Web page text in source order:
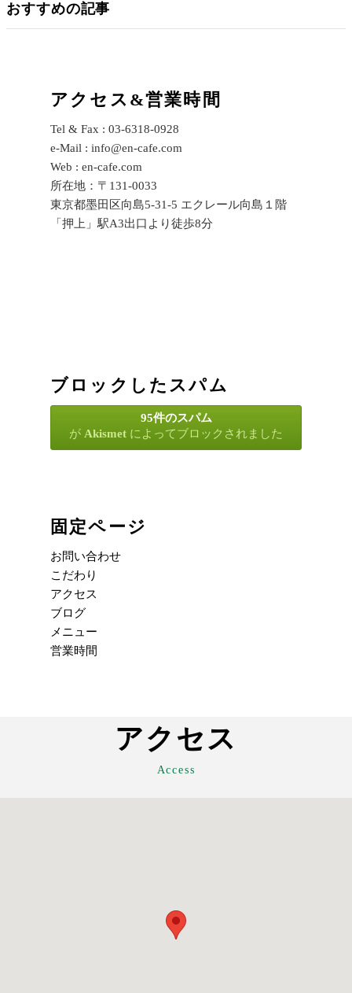
おすすめの記事
アクセス&営業時間
Tel & Fax : 03-6318-0928
e-Mail : info@en-cafe.com
Web : en-cafe.com
所在地：〒131-0033
東京都墨田区向島5-31-5 エクレール向島１階
「押上」駅A3出口より徒歩8分
ブロックしたスパム
95件のスパム
が Akismet によってブロックされました
固定ページ
お問い合わせ
こだわり
アクセス
ブログ
メニュー
営業時間
アクセス
Access